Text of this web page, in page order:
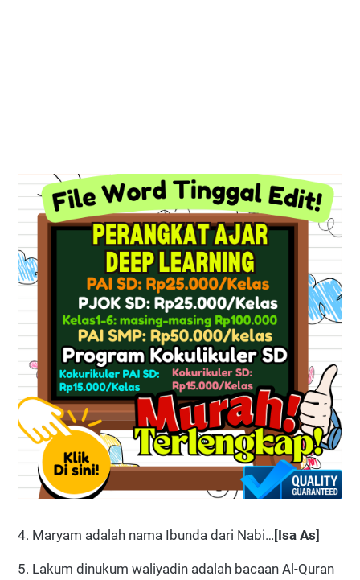
4. Maryam adalah nama Ibunda dari Nabi… [Isa As]
5. Lakum dinukum waliyadin adalah bacaan Al-Quran